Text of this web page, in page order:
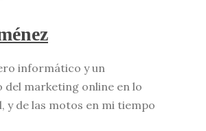
informático y un
del marketing online en lo
y de las motos en mi tiempo